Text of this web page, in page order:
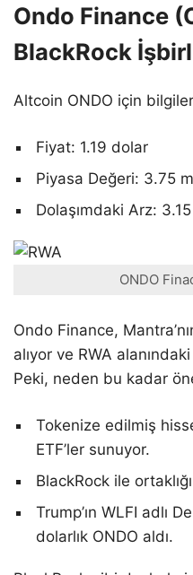
Ondo Finance
BlackRock
Altcoin ONDO için
Fiyat: 1.19 dolar
Piyasa Değeri: 3.75
Dolaşımdaki Arz:
ONDO
Ondo Finance,
alıyor ve RWA
Peki, neden bu kadar
Tokenize edilmiş
ETF’ler sunuyor.
BlackRock ile
Trump’ın WLFI adlı
dolarlık ONDO aldı.